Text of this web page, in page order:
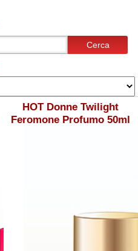
Cerca
HOT Donne Twilight
Feromone Profumo 50ml